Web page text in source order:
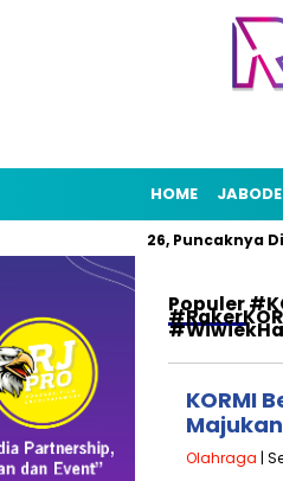
HOME
HUT RI 2026, Puncaknya
Populer
KORMI
Olahraga |